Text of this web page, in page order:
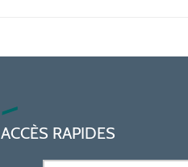
ACCÈS RAPIDES